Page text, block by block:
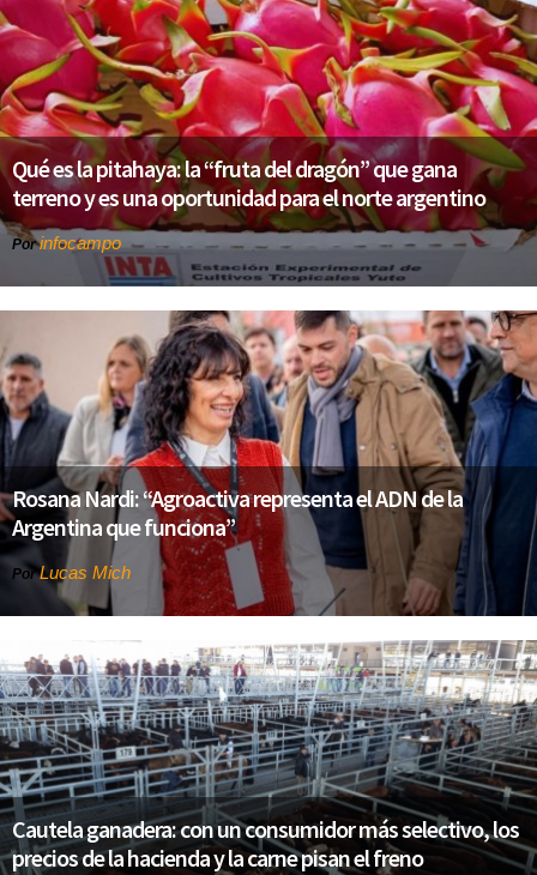
Qué es la pitahaya: la “fruta del dragón” que gana
terreno y es una oportunidad para el norte argentino
Porinfocampo
Rosana Nardi: “Agroactiva representa el ADN de la
Argentina que funciona”
PorLucas Mich
Cautela ganadera: con un consumidor más selectivo, los
precios de la hacienda y la carne pisan el freno